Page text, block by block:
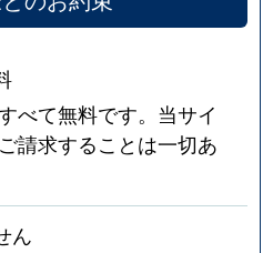
べて無料です。当サイ
請求することは一切あ
ん